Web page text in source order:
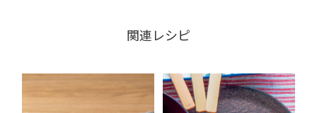
関連レシピ